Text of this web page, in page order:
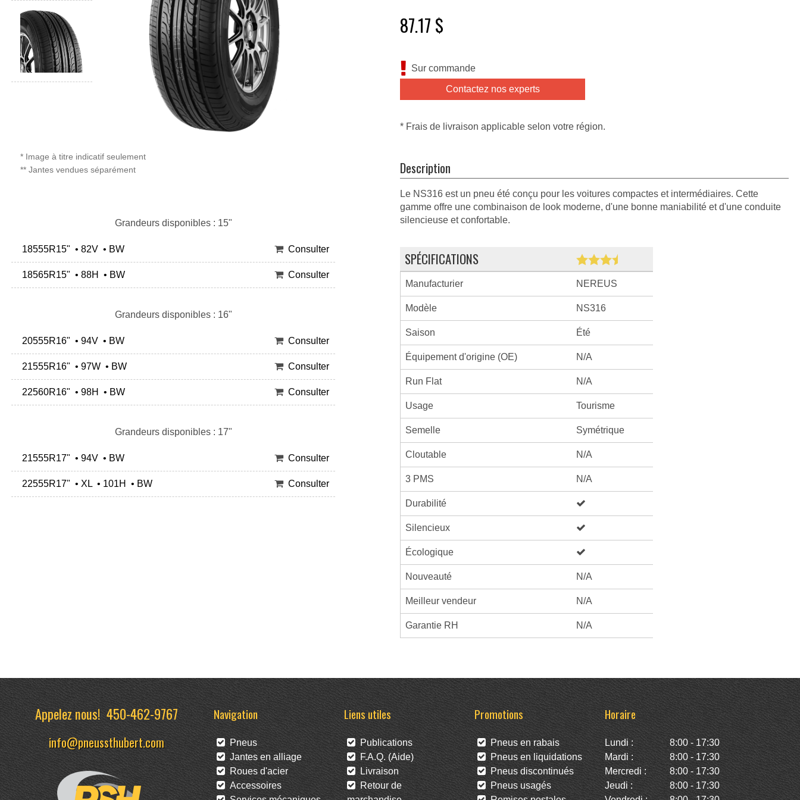
* Image à titre indicatif seulement
** Jantes vendues séparément
Grandeurs disponibles : 15"
18555R15" • 82V • BW Consulter
18565R15" • 88H • BW Consulter
Grandeurs disponibles : 16"
20555R16" • 94V • BW Consulter
21555R16" • 97W • BW Consulter
22560R16" • 98H • BW Consulter
Grandeurs disponibles : 17"
21555R17" • 94V • BW Consulter
22555R17" • XL • 101H • BW Consulter
87.17 $
Sur commande
Contactez nos experts
* Frais de livraison applicable selon votre région.
Description
Le NS316 est un pneu été conçu pour les voitures compactes et intermédiaires. Cette
gamme offre une combinaison de look moderne, d'une bonne maniabilité et d'une conduite
silencieuse et confortable.
SPÉCIFICATIONS
Manufacturier NEREUS
Modèle NS316
Saison Été
Équipement d'origine (OE) N/A
Run Flat N/A
Usage Tourisme
Semelle Symétrique
Cloutable N/A
3 PMS N/A
Durabilité
Silencieux
Écologique
Nouveauté N/A
Meilleur vendeur N/A
Garantie RH N/A
Appelez nous!450-462-9767
info@pneussthubert.com
Navigation
Pneus
Jantes en alliage
Roues d'acier
Accessoires
Liens utiles
Publications
F.A.Q. (Aide)
Livraison
Retour de
Promotions
Pneus en rabais
Pneus en liquidations
Pneus discontinués
Pneus usagés
Horaire
Lundi :
8:00 - 17:30
Mardi :
8:00 - 17:30
Mercredi :
8:00 - 17:30
Jeudi :
8:00 - 17:30